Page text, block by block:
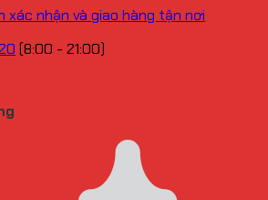
xác nhận và giao hàng tận nơi
(8:00 - 21:00)